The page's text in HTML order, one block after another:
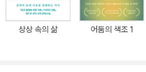
작가로서는 처음으로 노벨문학상을 수상하
평가협회상, 전미도서상 평생공로상, 국가
훈장 등 미국에서 작가에게 주어지는 거의 모
상상 속의 삶 어둠의 색조 1